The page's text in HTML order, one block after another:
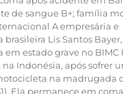
de sangue B+; família
A empresária e
Lis Santos Bayer,
em estado grave no BIMC
Indonésia, após sofrer
na madrugada
Ela permanece em